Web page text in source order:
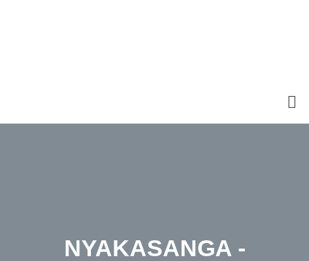
NYAKASANGA -